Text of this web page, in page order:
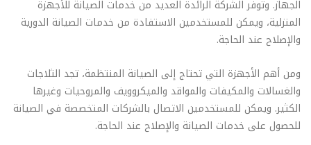
الجهاز. وتوفر الشركة الرائدة العديد من خدمات الصيانة للأجهزة
المنزلية، ويمكن للمستخدمين الاستفادة من خدمات الصيانة الدورية
والإصلاح عند الحاجة.
ومن أهم الأجهزة التي تحتاج إلى الصيانة المنتظمة، تجد الثلاجات
والغسالات والمكيفات والمواقد والميكروويف والمروحيات وغيرها
الكثير. ويمكن للمستخدمين الاتصال بالشركات المتخصصة في الصيانة
للحصول على خدمات الصيانة والإصلاح عند الحاجة.